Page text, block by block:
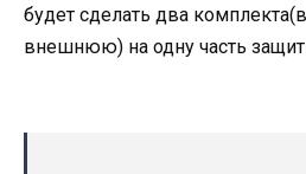
будет сделать два
внешнюю) на одну часть